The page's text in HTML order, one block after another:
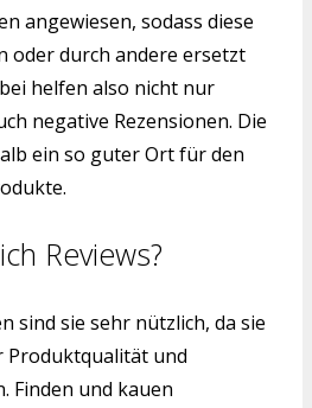
angewiesen, sodass diese
oder durch andere ersetzt
helfen also nicht nur
negative Rezensionen. Die
ein so guter Ort für den
Reviews?
sind sie sehr nützlich, da sie
und
Finden und kauen